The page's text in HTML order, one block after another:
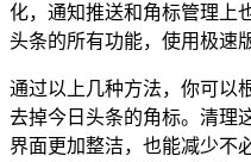
化，通知推送和角标管理上
头条的所有功能，使用极速
通过以上几种方法，你可以
去掉今日头条的角标。清理
界面更加整洁，也能减少不